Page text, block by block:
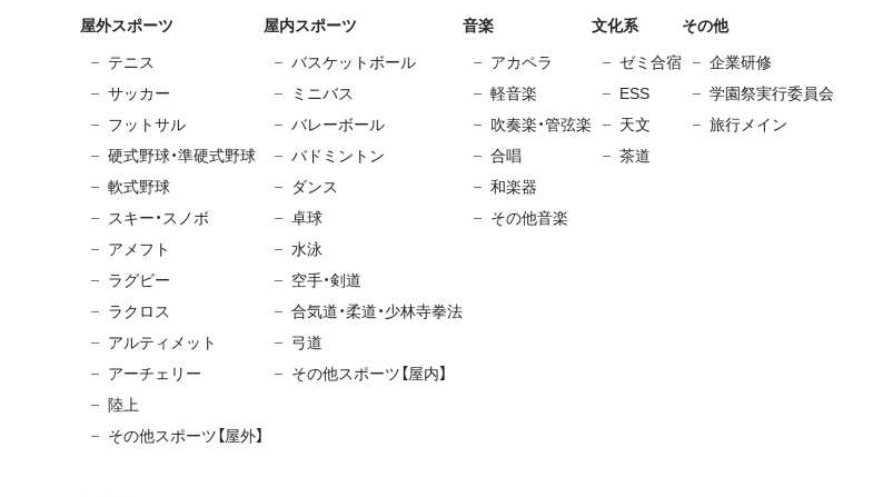
屋外スポーツ
テニス
サッカー
フットサル
硬式野球・準硬式野球
軟式野球
スキー・スノボ
アメフト
ラグビー
ラクロス
アルティメット
アーチェリー
陸上
その他スポーツ【屋外】
屋内スポーツ
バスケットボール
ミニバス
バレーボール
バドミントン
ダンス
卓球
水泳
空手・剣道
合気道・柔道・少林寺拳法
弓道
その他スポーツ【屋内】
音楽
アカペラ
軽音楽
吹奏楽・管弦楽
合唱
和楽器
その他音楽
文化系
ゼミ合宿
ESS
天文
茶道
その他
企業研修
学園祭実行委員会
旅行メイン